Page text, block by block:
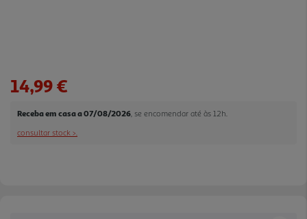
14,99 €
Receba em casa a 07/08/2026, se encomendar até às 12h.
consultar stock >.